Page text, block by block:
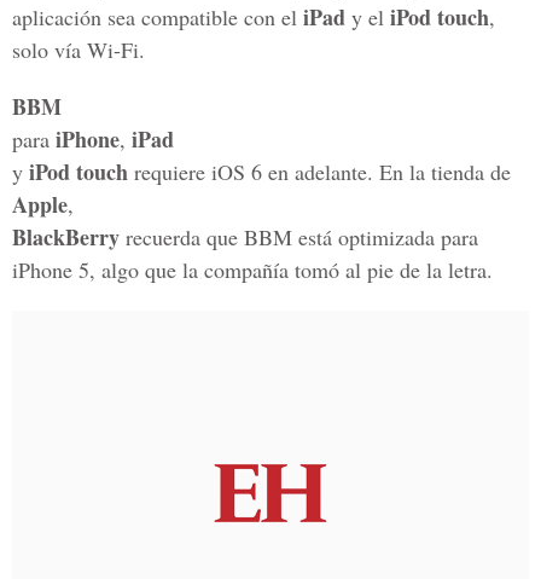
aplicación sea compatible con el iPad y el iPod touch,
solo vía Wi-Fi.
BBM
para iPhone, iPad
y iPod touch requiere iOS 6 en adelante. En la tienda de
Apple,
BlackBerry recuerda que BBM está optimizada para
iPhone 5, algo que la compañía tomó al pie de la letra.